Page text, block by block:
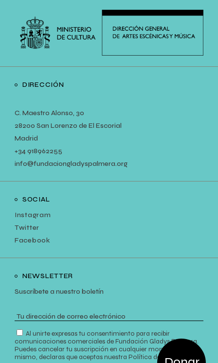
DIRECCIÓN
C. Maestro Alonso, 30
28200 San Lorenzo de El Escorial
Madrid
+34918962255
info@fundaciongladyspalmera.org
SOCIAL
Instagram
Twitter
Facebook
NEWSLETTER
Suscríbete a nuestro boletín
Al unirte expresas tu consentimiento para recibir
comunicaciones comerciales de Fundación Gladys Palmera.
Puedes cancelar tu suscripción en cualquier momento. Así
mismo, declaras que aceptas nuestra Política de Privacidad